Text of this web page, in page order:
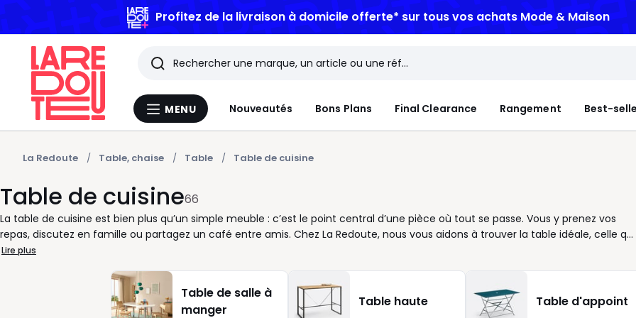
Menu
MENU Nouveautés Bons Plans Final Clearance Rangement Best-
Rechercher
Les
derniers
articles
consultés
La Redoute Table, chaise Table Table de cuisine
Table de cuisine66
La table de cuisine est bien plus qu’un simple meuble : c’est le point central d’une pièce où tout se passe. Vous y prenez vos
repas, discutez en famille ou partagez un café entre amis. Chez La Redoute, nous vous aidons à trouver la table idéale, celle qui
s’adapte à votre espace et à votre rythme de vie. Petite ou grande, ronde ou rectangulaire, chaque table répond à un besoin
facile à entretenir et des dimensions pensées pour circuler aisément. Le bois massif, comme le chêne, apporte une touche
chaleureuse à la cuisine et s’accorde aussi bien avec un intérieur contemporain qu’avec une salle à manger plus classique. Si
vous préférez un rendu plus moderne, une table noir ou blanc offre un style épuré et facile à associer. Parce qu’une bonne
Lire plus
Table de salle à
manger
Table haute Table d'appoint